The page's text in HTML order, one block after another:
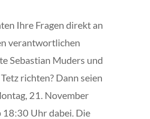
Ihre Fragen direkt an
verantwortlichen
Sebastian Muders und
richten? Dann seien
21. November
18:30 Uhr dabei. Die